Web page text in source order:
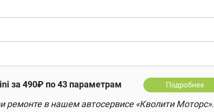
за 490₽ по 43 параметрам Подробнее
ремонте в нашем автосервисе «Кволити Моторс».